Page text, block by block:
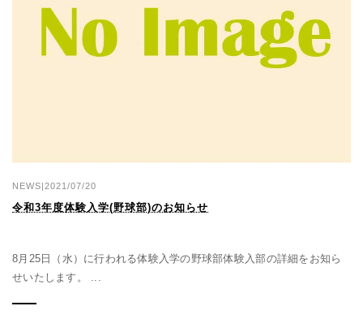
NEWS|2021/07/20
令和3年度体験入学(野球部)のお知らせ
8月25日（水）に行われる体験入学の野球部体験入部の詳細をお知ら
せいたします。 ...